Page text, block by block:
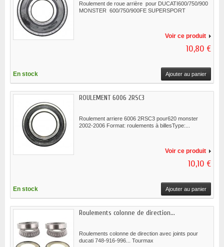
Roulement de roue arrière pour DUCATI600/750/900
MONSTER 600/750/900FE SUPERSPORT
Voir ce produit
10,80 €
En stock Ajouter au panier
ROULEMENT 6006 2RSC3
Roulement arriere 6006 2RSC3 pour620 monster
2002-2006 Format: roulements à billesType:...
Voir ce produit
10,10 €
En stock Ajouter au panier
Roulements colonne de direction...
Roulements colonne de direction avec joints pour
ducati 748-916-996... Tourmax